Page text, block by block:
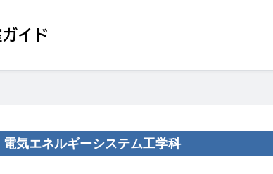
イド
電気エネルギーシステム工学科